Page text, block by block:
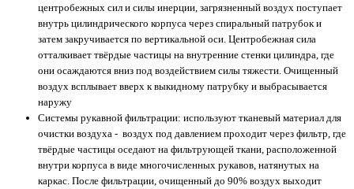
центробежных сил и силы инерции, загрязненный воздух поступает
внутрь цилиндрического корпуса через спиральный патрубок и
затем закручивается по вертикальной оси. Центробежная сила
отталкивает твёрдые частицы на внутренние стенки цилиндра, где
они осаждаются вниз под воздействием силы тяжести. Очищенный
воздух всплывает вверх к выкидному патрубку и выбрасывается
наружу
Системы рукавной фильтрации: используют тканевый материал для
очистки воздуха - воздух под давлением проходит через фильтр, где
твёрдые частицы оседают на фильтрующей ткани, расположенной
внутри корпуса в виде многочисленных рукавов, натянутых на
каркас. После фильтрации, очищенный до 90% воздух выходит